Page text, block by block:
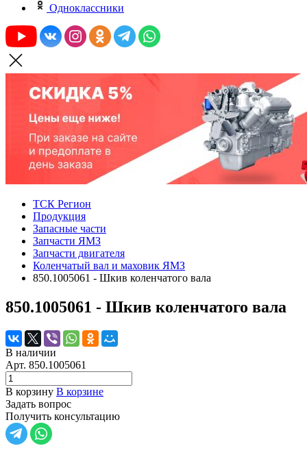
Одноклассники
ТСК Регион
Продукция
Запасные части
Запчасти ЯМЗ
Запчасти двигателя
Коленчатый вал и маховик ЯМЗ
850.1005061 - Шкив коленчатого вала
850.1005061 - Шкив коленчатого вала
В наличии
Арт. 850.1005061
В корзину В корзине
Задать вопрос
Получить консультацию